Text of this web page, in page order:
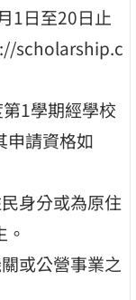
1日至20日止
scholarship.c
1學期經學校
申請資格如
身分或為原住
或公營事業之